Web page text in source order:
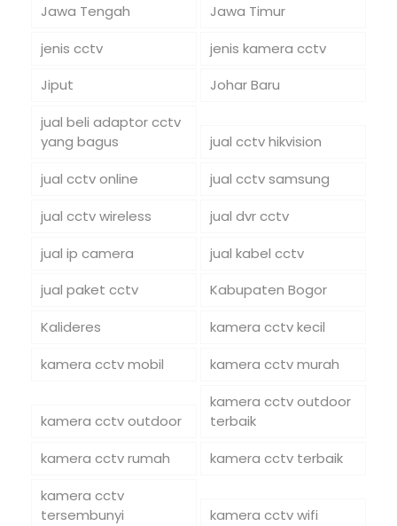
Jawa Tengah
Jawa Timur
jenis cctv
jenis kamera cctv
Jiput
Johar Baru
jual beli adaptor cctv
yang bagus
jual cctv hikvision
jual cctv online
jual cctv samsung
jual cctv wireless
jual dvr cctv
jual ip camera
jual kabel cctv
jual paket cctv
Kabupaten Bogor
Kalideres
kamera cctv kecil
kamera cctv mobil
kamera cctv murah
kamera cctv outdoor
kamera cctv outdoor
terbaik
kamera cctv rumah
kamera cctv terbaik
kamera cctv
tersembunyi
kamera cctv wifi